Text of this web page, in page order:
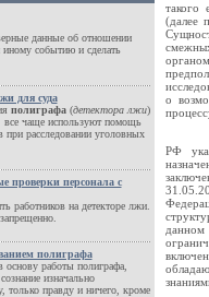
данные об отношении
событию и сделать
для суда
полиграфа(детектора лжи)
все чаще используют помощь
при расследовании уголовных
проверки персонала с
работников на детекторе лжи.
полиграфа
работы полиграфа,
изначально
только правду и ничего, кроме
такого
(далее
о
РФ
данном